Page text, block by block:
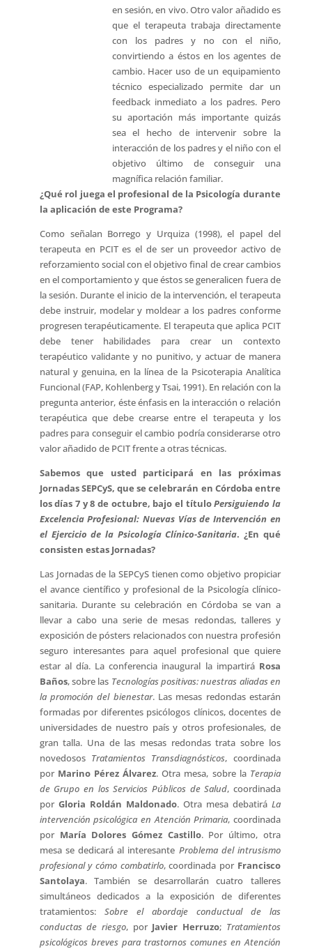
en sesión, en vivo. Otro valor añadido es
que el terapeuta trabaja directamente
con los padres y no con el niño,
convirtiendo a éstos en los agentes de
cambio. Hacer uso de un equipamiento
técnico especializado permite dar un
feedback inmediato a los padres. Pero
su aportación más importante quizás
sea el hecho de intervenir sobre la
interacción de los padres y el niño con el
objetivo último de conseguir una
magnífica relación familiar.
¿Qué rol juega el profesional de la Psicología durante
la aplicación de este Programa?
Como señalan Borrego y Urquiza (1998), el papel del
terapeuta en PCIT es el de ser un proveedor activo de
reforzamiento social con el objetivo final de crear cambios
en el comportamiento y que éstos se generalicen fuera de
la sesión. Durante el inicio de la intervención, el terapeuta
debe instruir, modelar y moldear a los padres conforme
progresen terapéuticamente. El terapeuta que aplica PCIT
debe tener habilidades para crear un contexto
terapéutico validante y no punitivo, y actuar de manera
natural y genuina, en la línea de la Psicoterapia Analítica
Funcional (FAP, Kohlenberg y Tsai, 1991). En relación con la
pregunta anterior, éste énfasis en la interacción o relación
terapéutica que debe crearse entre el terapeuta y los
padres para conseguir el cambio podría considerarse otro
valor añadido de PCIT frente a otras técnicas.
Sabemos que usted participará en las próximas
Jornadas SEPCyS, que se celebrarán en Córdoba entre
los días 7 y 8 de octubre, bajo el títuloPersiguiendo la
Excelencia Profesional: Nuevas Vías de Intervención en
el Ejercicio de la Psicología Clínico-Sanitaria. ¿En qué
consisten estas Jornadas?
Las Jornadas de la SEPCyS tienen como objetivo propiciar
el avance científico y profesional de la Psicología clínico-
sanitaria. Durante su celebración en Córdoba se van a
llevar a cabo una serie de mesas redondas, talleres y
exposición de pósters relacionados con nuestra profesión
seguro interesantes para aquel profesional que quiere
estar al día. La conferencia inaugural la impartirá Rosa
Baños, sobre las Tecnologías positivas: nuestras aliadas en
la promoción del bienestar. Las mesas redondas estarán
formadas por diferentes psicólogos clínicos, docentes de
universidades de nuestro país y otros profesionales, de
gran talla. Una de las mesas redondas trata sobre los
novedosos Tratamientos Transdiagnósticos, coordinada
por Marino Pérez Álvarez. Otra mesa, sobre la Terapia
de Grupo en los Servicios Públicos de Salud, coordinada
por Gloria Roldán Maldonado. Otra mesa debatirá La
intervención psicológica en Atención Primaria, coordinada
por María Dolores Gómez Castillo. Por último, otra
mesa se dedicará al interesante Problema del intrusismo
profesional y cómo combatirlo, coordinada por Francisco
Santolaya. También se desarrollarán cuatro talleres
simultáneos dedicados a la exposición de diferentes
tratamientos: Sobre el abordaje conductual de las
conductas de riesgo, por Javier Herruzo; Tratamientos
psicológicos breves para trastornos comunes en Atención